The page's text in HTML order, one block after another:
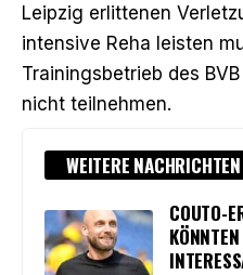
Leipzig erlittenen
intensive Reha leisten
Trainingsbetrieb des
nicht teilnehmen.
WEITERE NACHRICHTEN
COUTO-